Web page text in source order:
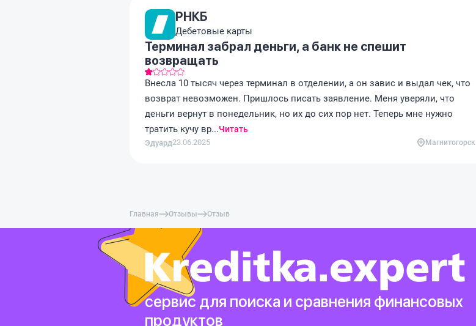
РНКБ
Дебетовые карты
Терминал забрал деньги, а банк не спешит
возвращать
Внесла 10 тысяч через терминал в отделении, а он завис и выдал чек, что
возврат невозможен. Пришлось писать заявление. Меня уверяли, что
деньги вернут в понедельник, но их до сих пор нет. Теперь мне нужно
тратить кучу вр...Читать
Эдуард23.06.2025 Магнитогорск
Главная Отзывы Отзыв
сервис для поиска и сравнения финансовых
продуктов